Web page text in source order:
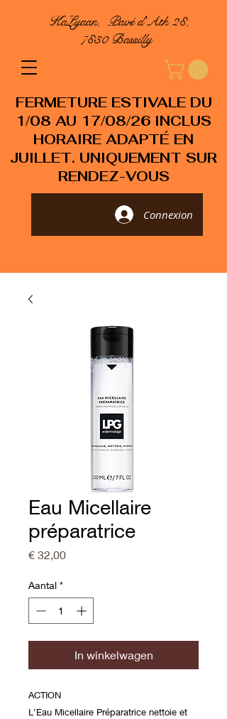
KaLyaan, Pavé d'Ath 28,
7830 Bassilly
Connexion
FERMETURE ESTIVALE DU
1/08 AU 17/08/26 INCLUS
HORAIRE ADAPTÉ EN
JUILLET. UNIQUEMENT SUR
RENDEZ-VOUS
Eau Micellaire
préparatrice
€ 32,00Prijs
Aantal *
In winkelwagen
ACTION
L’Eau Micellaire Préparatrice nettoie et